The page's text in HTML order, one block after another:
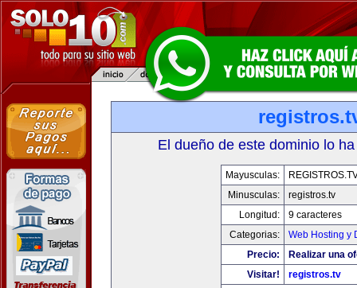
El dueño de este dominio lo
Mayusculas:
Minusculas:
registros.tv
Longitud:
9 caracteres
Categorias:
Web Hosting y
Precio:
Realizar una
Visitar!
registros.tv